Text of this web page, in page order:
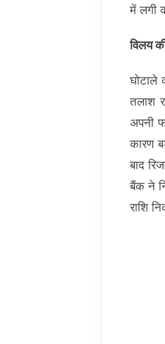
में लगी
विलय
घोटाले
तलाश
अपनी
कारण
बाद
बैंक ने
राशि